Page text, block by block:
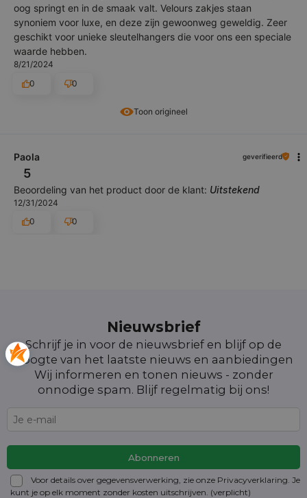
Toon origineel
oog springt en in de smaak valt. Velours zakjes staan
synoniem voor luxe, en deze zijn gewoonweg geweldig. Zeer
geschikt voor unieke sleutelhangers die voor ons een speciale
waarde hebben.
8/21/2024
0
0
Paola geverifieerd
5
Beoordeling van het product door de klant: Uitstekend
12/31/2024
0
0
Nieuwsbrief
Schrijf je in voor de nieuwsbrief en blijf op de
hoogte van het laatste nieuws en aanbiedingen
Wij informeren en tonen nieuws - zonder
onnodige spam. Blijf regelmatig bij ons!
Voor details over gegevensverwerking, zie onze Privacyverklaring. Je
kunt je op elk moment zonder kosten uitschrijven . (verplicht)